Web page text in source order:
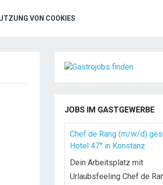
VON COOKIES
JOBS IM GASTGEWERBE
Chef de Rang (m/w/d)
Hotel 47° in Konstanz
Dein Arbeitsplatz mit
Urlaubsfeeling Chef de